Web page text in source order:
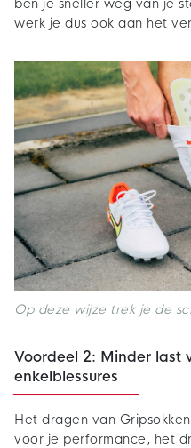
ben je sneller weg van je
werk je dus ook aan het
Op deze wijze trek je de
Voordeel 2: Minder last
enkelblessures
Het dragen van
voor je performance, het